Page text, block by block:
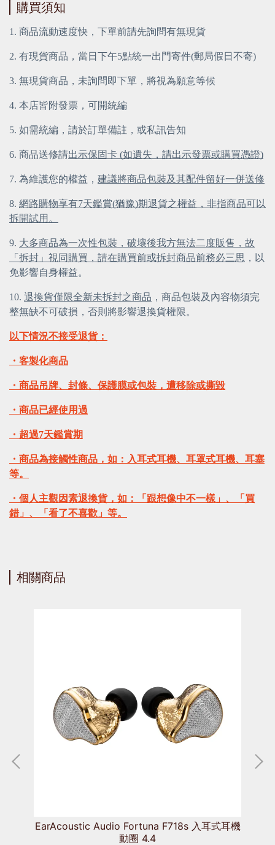
購買須知
1. 商品流動速度快，下單前請先詢問有無現貨
2. 有現貨商品，當日下午5點統一出門寄件(郵局假日不寄)
3. 無現貨商品，未詢問即下單，將視為願意等候
4. 本店皆附發票，可開統編
5. 如需統編，請於訂單備註，或私訊告知
6. 商品送修請出示保固卡 (如遺失，請出示發票或購買憑證)
7. 為維護您的權益， 建議將商品包裝及其配件留好一併送修
8. 網路購物享有7天鑑賞(猶豫)期退貨之權益，非指商品可以
拆開試用。
9. 大多商品為一次性包裝，破壞後我方無法二度販售，故
「拆封」視同購買，請在購買前或拆封商品前務必三思 ，以
免影響自身權益。
10. 退換貨僅限全新未拆封之商品 ，商品包裝及內容物須完
整無缺不可破損，否則將影響退換貨權限。
以下情況不接受退貨：
・客製化商品
・商品吊牌、封條、保護膜或包裝，遭移除或撕毀
・商品已經使用過
・超過7天鑑賞期
・商品為接觸性商品，如：入耳式耳機、耳罩式耳機、耳塞
等。
・個人主觀因素退換貨，如：「跟想像中不一樣」、「買
錯」、「看了不喜歡」等。
相關商品
EarAcoustic Audio Fortuna F718s 入耳式耳機
動圈 4.4